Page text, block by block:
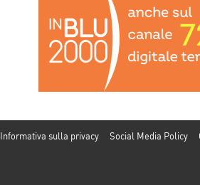
Informativa sulla privacy Social Media Policy